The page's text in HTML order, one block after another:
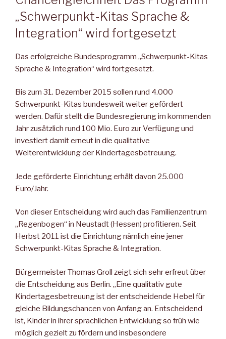
„Schwerpunkt-Kitas Sprache &
Integration“ wird fortgesetzt
Das erfolgreiche Bundesprogramm „Schwerpunkt-Kitas
Sprache & Integration“ wird fortgesetzt.
Bis zum 31. Dezember 2015 sollen rund 4.000
Schwerpunkt-Kitas bundesweit weiter gefördert
werden. Dafür stellt die Bundesregierung im kommenden
Jahr zusätzlich rund 100 Mio. Euro zur Verfügung und
investiert damit erneut in die qualitative
Weiterentwicklung der Kindertagesbetreuung.
Jede geförderte Einrichtung erhält davon 25.000
Euro/Jahr.
Von dieser Entscheidung wird auch das Familienzentrum
„Regenbogen“ in Neustadt (Hessen) profitieren. Seit
Herbst 2011 ist die Einrichtung nämlich eine jener
Schwerpunkt-Kitas Sprache & Integration.
Bürgermeister Thomas Groll zeigt sich sehr erfreut über
die Entscheidung aus Berlin. „Eine qualitativ gute
Kindertagesbetreuung ist der entscheidende Hebel für
gleiche Bildungschancen von Anfang an. Entscheidend
ist, Kinder in ihrer sprachlichen Entwicklung so früh wie
möglich gezielt zu fördern und insbesondere